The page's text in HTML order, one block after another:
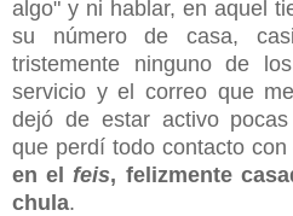
algo" y ni hablar, en aquel
su número de casa,
tristemente ninguno de
servicio y el correo que
dejó de estar activo
que perdí todo contacto con
en el feis, felizmente
chula.